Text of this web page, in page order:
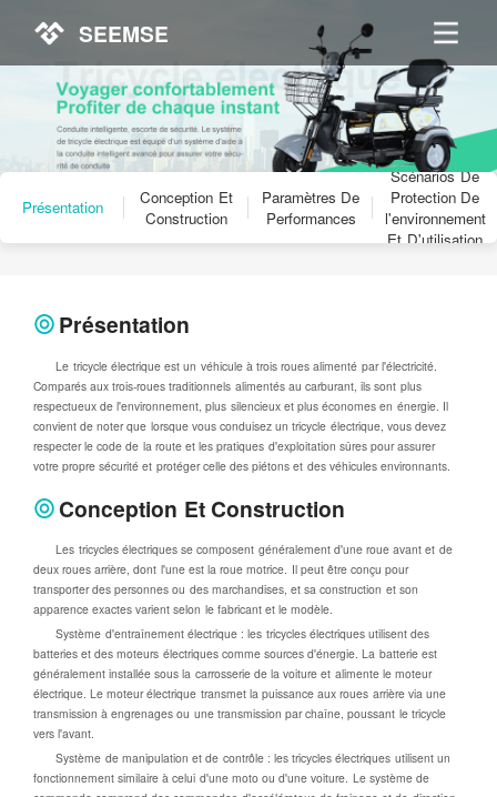
SEEMSE
Présentation
Conception Et
Construction
Paramètres De
Performances
Scénarios De
Protection De
l'environnement
Et D'utilisation
Présentation
Le tricycle électrique est un véhicule à trois roues alimenté par l'électricité.
Comparés aux trois-roues traditionnels alimentés au carburant, ils sont plus
respectueux de l'environnement, plus silencieux et plus économes en énergie. Il
convient de noter que lorsque vous conduisez un tricycle électrique, vous devez
respecter le code de la route et les pratiques d'exploitation sûres pour assurer
votre propre sécurité et protéger celle des piétons et des véhicules environnants.
Conception Et Construction
Les tricycles électriques se composent généralement d'une roue avant et de
deux roues arrière, dont l'une est la roue motrice. Il peut être conçu pour
transporter des personnes ou des marchandises, et sa construction et son
apparence exactes varient selon le fabricant et le modèle.
Système d'entraînement électrique : les tricycles électriques utilisent des
batteries et des moteurs électriques comme sources d'énergie. La batterie est
généralement installée sous la carrosserie de la voiture et alimente le moteur
électrique. Le moteur électrique transmet la puissance aux roues arrière via une
transmission à engrenages ou une transmission par chaîne, poussant le tricycle
vers l'avant.
Système de manipulation et de contrôle : les tricycles électriques utilisent un
fonctionnement similaire à celui d'une moto ou d'une voiture. Le système de